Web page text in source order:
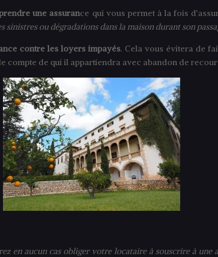
une assurance qui vous permet à la fois
sinistres ou dégradations dans la maison durant son
contre les loyers impayés. Cela vous évitera de
compte de qui il appartiendra avec abandon de
en aucun cas obliger votre locataire à souscrire à une